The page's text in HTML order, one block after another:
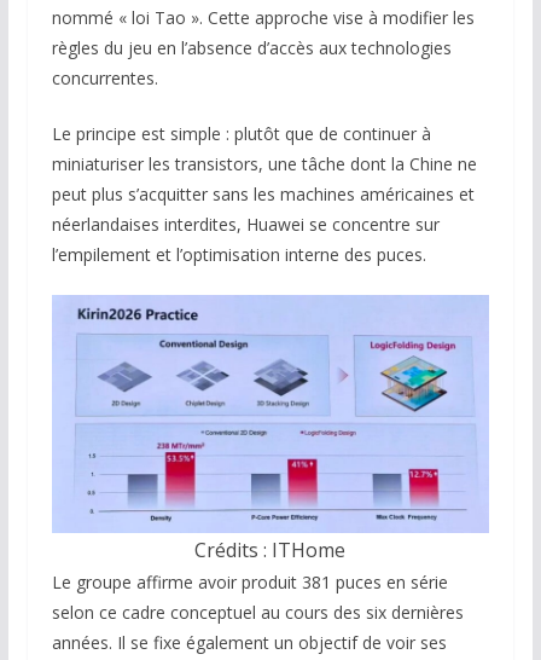
nommé « loi Tao ». Cette approche vise à modifier les
règles du jeu en l’absence d’accès aux technologies
concurrentes.
Le principe est simple : plutôt que de continuer à
miniaturiser les transistors, une tâche dont la Chine ne
peut plus s’acquitter sans les machines américaines et
néerlandaises interdites, Huawei se concentre sur
l’empilement et l’optimisation interne des puces.
Crédits : ITHome
Le groupe affirme avoir produit 381 puces en série
selon ce cadre conceptuel au cours des six dernières
années. Il se fixe également un objectif de voir ses